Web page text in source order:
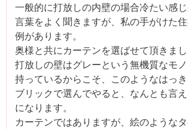
一般的に打放しの内壁の場合冷たい感
言葉をよく聞きますが、私の手がけた
例があります。
奥様と共にカーテンを選ばせて頂きまし
打放しの壁はグレーという無機質なモ
持っているからこそ、このようなはっ
ブリックで選んでやると、なんとも言
になります。
カーテンではありますが、絵のような